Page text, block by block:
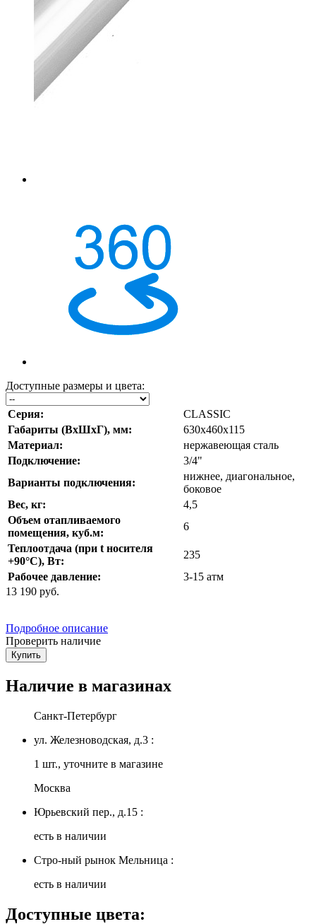
Доступные размеры и цвета:
Серия:
CLASSIC
Габариты (ВхШхГ), мм:
630х460х115
Материал:
нержавеющая сталь
Подключение:
3/4"
Варианты подключения:
нижнее, диагональное,
боковое
Вес, кг:
4,5
Объем отапливаемого
помещения, куб.м:
6
Теплоотдача (при t носителя
+90°С), Вт:
235
Рабочее давление:
3-15 атм
13 190 руб.
Подробное описание
Проверить наличие
Купить
Наличие в магазинах
Санкт-Петербург
ул. Железноводская, д.3 :
1 шт., уточните в магазине
Москва
Юрьевский пер., д.15 :
есть в наличии
Стро-ный рынок Мельница :
есть в наличии
Доступные цвета: